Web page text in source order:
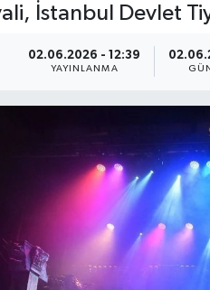
İstanbul Devlet
02.06.2026 - 12:39
YAYINLANMA